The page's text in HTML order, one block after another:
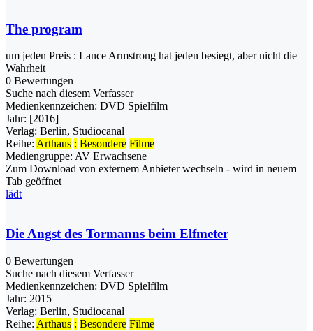
The program
um jeden Preis : Lance Armstrong hat jeden besiegt, aber nicht die
Wahrheit
0 Bewertungen
Suche nach diesem Verfasser
Medienkennzeichen: DVD Spielfilm
Jahr: [2016]
Verlag: Berlin, Studiocanal
Reihe: Arthaus : Besondere Filme
Mediengruppe: AV Erwachsene
Zum Download von externem Anbieter wechseln - wird in neuem
Tab geöffnet
lädt
Die Angst des Tormanns beim Elfmeter
0 Bewertungen
Suche nach diesem Verfasser
Medienkennzeichen: DVD Spielfilm
Jahr: 2015
Verlag: Berlin, Studiocanal
Reihe: Arthaus : Besondere Filme